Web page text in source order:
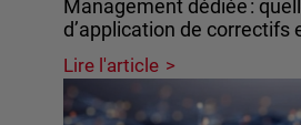
Management dédiée :
d’application de correctifs
Lire l'article